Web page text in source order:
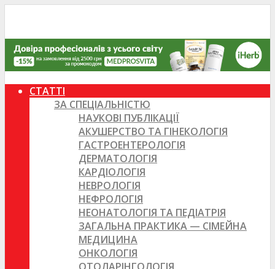
СТАТТІ
ЗА СПЕЦІАЛЬНІСТЮ
НАУКОВІ ПУБЛІКАЦІЇ
АКУШЕРСТВО ТА ГІНЕКОЛОГІЯ
ГАСТРОЕНТЕРОЛОГІЯ
ДЕРМАТОЛОГІЯ
КАРДІОЛОГІЯ
НЕВРОЛОГІЯ
НЕФРОЛОГІЯ
НЕОНАТОЛОГІЯ ТА ПЕДІАТРІЯ
ЗАГАЛЬНА ПРАКТИКА — СІМЕЙНА
МЕДИЦИНА
ОНКОЛОГІЯ